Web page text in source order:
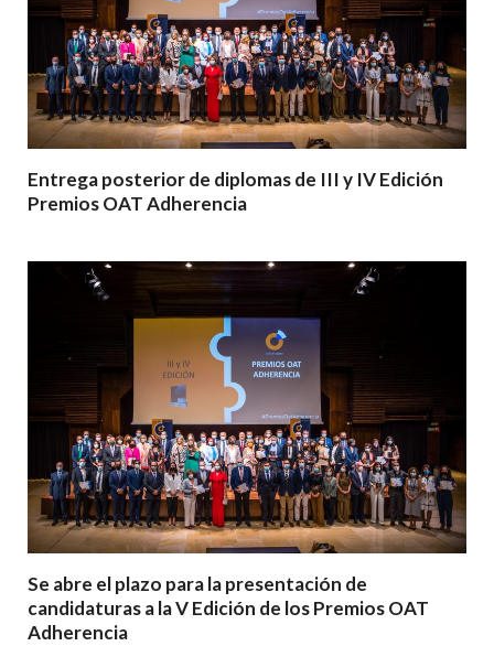
Entrega posterior de diplomas de III y IV Edición
Premios OAT Adherencia
Se abre el plazo para la presentación de
candidaturas a la V Edición de los Premios OAT
Adherencia